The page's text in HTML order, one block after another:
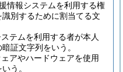
情報システムを利用する権
別するために割当てる文
テムを利用する者が本人
証文字列をいう。
アやハードウェアを使用
う。